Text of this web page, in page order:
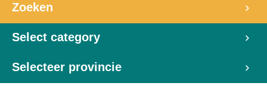
Zoeken
Select category
Selecteer provincie